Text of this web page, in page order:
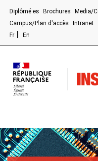
Diplômé·es Brochures
Media/
Campus/Plan d'accès
Intranet
Fr
En